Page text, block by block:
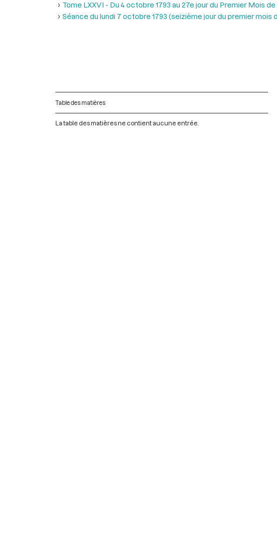
Tome LXXVI - Du 4 octobre 1793 au 27e jour du Premier Mois
Séance du lundi 7 octobre 1793 (seizième jour du premier mois
Table des matières
La table des matières ne contient aucune entrée.